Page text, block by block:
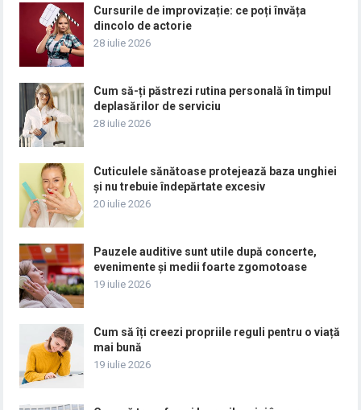
Cursurile de improvizație: ce poți învăța
dincolo de actorie
28 iulie 2026
Cum să-ți păstrezi rutina personală în timpul
deplasărilor de serviciu
28 iulie 2026
Cuticulele sănătoase protejează baza unghiei
și nu trebuie îndepărtate excesiv
20 iulie 2026
Pauzele auditive sunt utile după concerte,
evenimente și medii foarte zgomotoase
19 iulie 2026
Cum să îți creezi propriile reguli pentru o viață
mai bună
19 iulie 2026